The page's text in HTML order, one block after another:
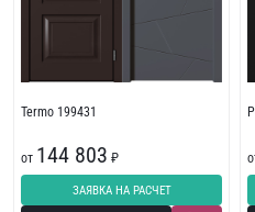
Termo 199431
от 144 803 ₽
ЗАЯВКА НА РАСЧЕТ